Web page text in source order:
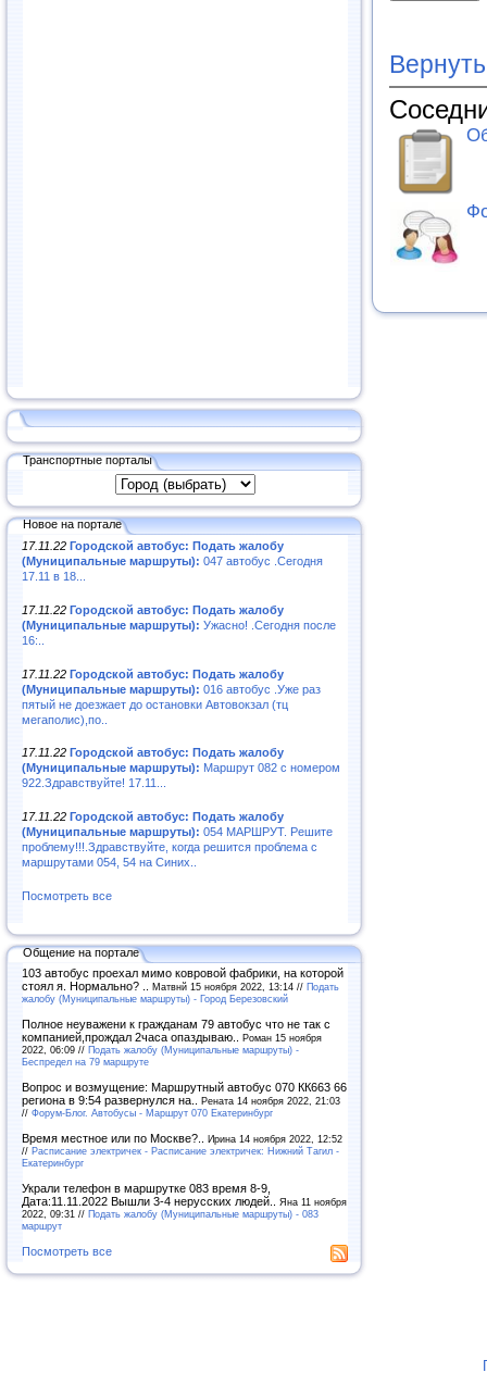
Транспортные порталы
Новое на портале
17.11.22 Городской автобус: Подать жалобу
(Муниципальные маршруты): 047 автобус .Сегодня
17.11 в 18...
17.11.22 Городской автобус: Подать жалобу
(Муниципальные маршруты): Ужасно! .Сегодня после
16:..
17.11.22 Городской автобус: Подать жалобу
(Муниципальные маршруты): 016 автобус .Уже раз
пятый не доезжает до остановки Автовокзал (тц
мегаполис),по..
17.11.22 Городской автобус: Подать жалобу
(Муниципальные маршруты): Маршрут 082 с номером
922.Здравствуйте! 17.11...
17.11.22 Городской автобус: Подать жалобу
(Муниципальные маршруты): 054 МАРШРУТ. Решите
проблему!!!.Здравствуйте, когда решится проблема с
маршрутами 054, 54 на Синих..
Посмотреть все
Общение на портале
103 автобус проехал мимо ковровой фабрики, на которой
стоял я. Нормально? .. Матвнй 15 ноября 2022, 13:14 // Подать
жалобу (Муниципальные маршруты) - Город Березовский
Полное неуважени к гражданам 79 автобус что не так с
компанией,прождал 2часа опаздываю.. Роман 15 ноября
2022, 06:09 // Подать жалобу (Муниципальные маршруты) -
Беспредел на 79 маршруте
Вопрос и возмущение: Маршрутный автобус 070 КК663 66
региона в 9:54 развернулся на.. Рената 14 ноября 2022, 21:03
// Форум-Блог. Автобусы - Маршрут 070 Екатеринбург
Время местное или по Москве?.. Ирина 14 ноября 2022, 12:52
// Расписание электричек - Расписание электричек: Нижний Тагил -
Екатеринбург
Украли телефон в маршрутке 083 время 8-9,
Дата:11.11.2022 Вышли 3-4 нерусских людей.. Яна 11 ноября
2022, 09:31 // Подать жалобу (Муниципальные маршруты) - 083
маршрут
Посмотреть все